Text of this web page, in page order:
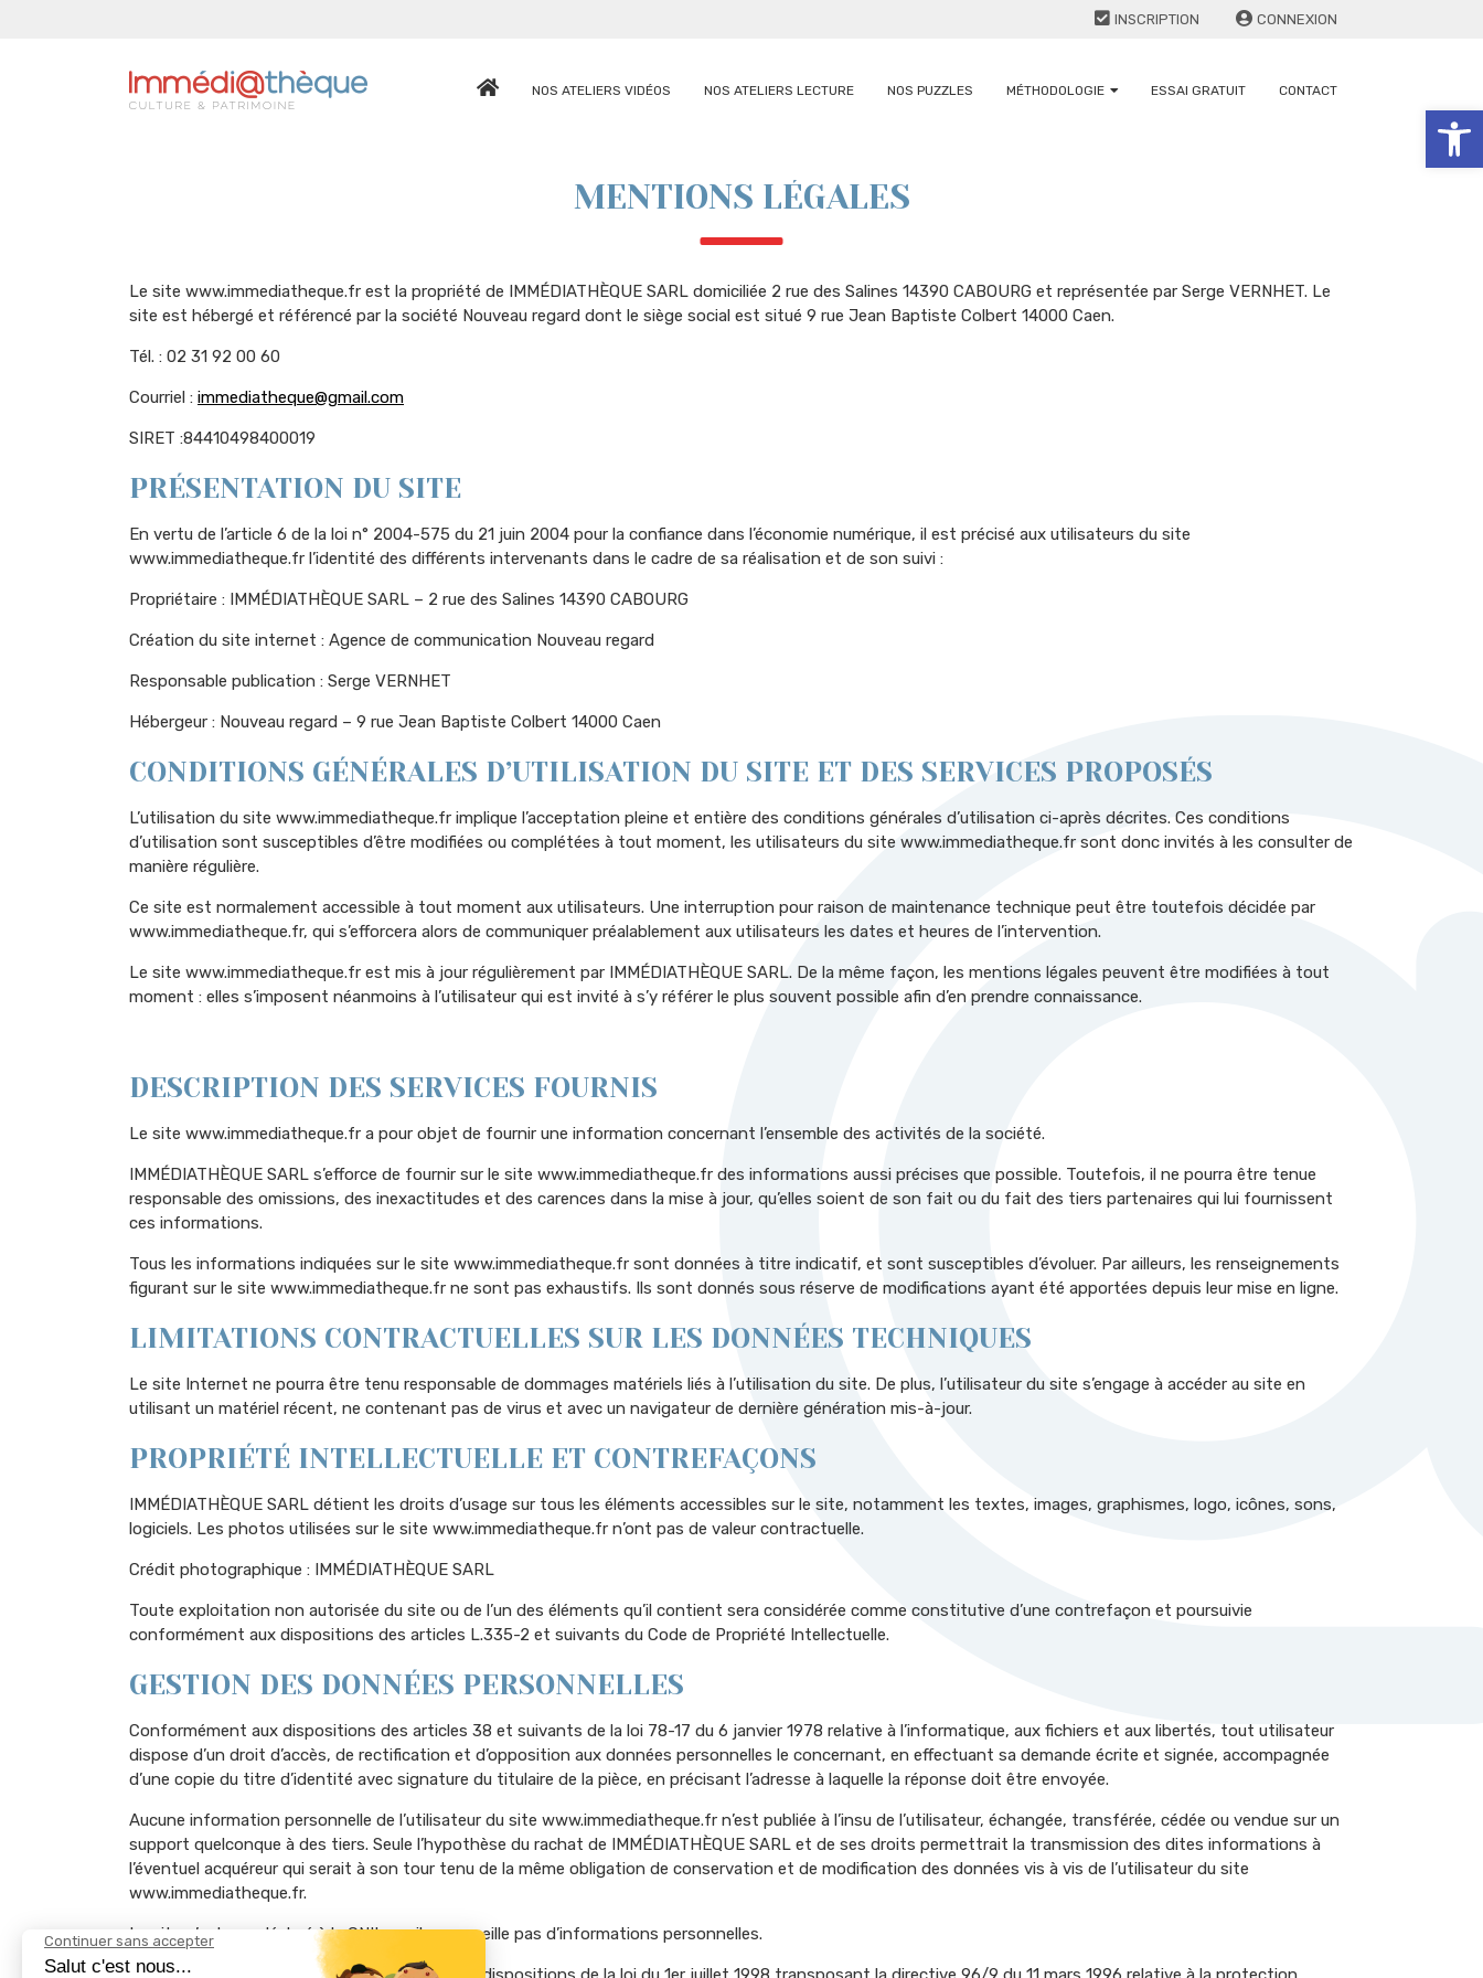
INSCRIPTION CONNEXION
NOS ATELIERS VIDÉOS NOS ATELIERS LECTURE NOS PUZZLES MÉTHODOLOGIE ESSAI GRATUIT CONTACT
MENTIONS LÉGALES
Le site www.immediatheque.fr est la propriété de IMMÉDIATHÈQUE SARL domiciliée 2 rue des Salines 14390 CABOURG et représentée par Serge VERNHET. Le
site est hébergé et référencé par la société Nouveau regard dont le siège social est situé 9 rue Jean Baptiste Colbert 14000 Caen.
Tél. : 02 31 92 00 60
Courriel : immediatheque@gmail.com
SIRET :84410498400019
PRÉSENTATION DU SITE
En vertu de l’article 6 de la loi n° 2004-575 du 21 juin 2004 pour la confiance dans l’économie numérique, il est précisé aux utilisateurs du site
www.immediatheque.fr l’identité des différents intervenants dans le cadre de sa réalisation et de son suivi :
Propriétaire : IMMÉDIATHÈQUE SARL – 2 rue des Salines 14390 CABOURG
Création du site internet : Agence de communication Nouveau regard
Responsable publication : Serge VERNHET
Hébergeur : Nouveau regard – 9 rue Jean Baptiste Colbert 14000 Caen
CONDITIONS GÉNÉRALES D’UTILISATION DU SITE ET DES SERVICES PROPOSÉS
L’utilisation du site www.immediatheque.fr implique l’acceptation pleine et entière des conditions générales d’utilisation ci-après décrites. Ces conditions
d’utilisation sont susceptibles d’être modifiées ou complétées à tout moment, les utilisateurs du site www.immediatheque.fr sont donc invités à les consulter de
manière régulière.
Ce site est normalement accessible à tout moment aux utilisateurs. Une interruption pour raison de maintenance technique peut être toutefois décidée par
www.immediatheque.fr, qui s’efforcera alors de communiquer préalablement aux utilisateurs les dates et heures de l’intervention.
Le site www.immediatheque.fr est mis à jour régulièrement par IMMÉDIATHÈQUE SARL. De la même façon, les mentions légales peuvent être modifiées à tout
moment : elles s’imposent néanmoins à l’utilisateur qui est invité à s’y référer le plus souvent possible afin d’en prendre connaissance.
DESCRIPTION DES SERVICES FOURNIS
Le site www.immediatheque.fr a pour objet de fournir une information concernant l’ensemble des activités de la société.
IMMÉDIATHÈQUE SARL s’efforce de fournir sur le site www.immediatheque.fr des informations aussi précises que possible. Toutefois, il ne pourra être tenue
responsable des omissions, des inexactitudes et des carences dans la mise à jour, qu’elles soient de son fait ou du fait des tiers partenaires qui lui fournissent
ces informations.
Tous les informations indiquées sur le site www.immediatheque.fr sont données à titre indicatif, et sont susceptibles d’évoluer. Par ailleurs, les renseignements
figurant sur le site www.immediatheque.fr ne sont pas exhaustifs. Ils sont donnés sous réserve de modifications ayant été apportées depuis leur mise en ligne.
LIMITATIONS CONTRACTUELLES SUR LES DONNÉES TECHNIQUES
Le site Internet ne pourra être tenu responsable de dommages matériels liés à l’utilisation du site. De plus, l’utilisateur du site s’engage à accéder au site en
utilisant un matériel récent, ne contenant pas de virus et avec un navigateur de dernière génération mis-à-jour.
PROPRIÉTÉ INTELLECTUELLE ET CONTREFAÇONS
IMMÉDIATHÈQUE SARL détient les droits d’usage sur tous les éléments accessibles sur le site, notamment les textes, images, graphismes, logo, icônes, sons,
logiciels. Les photos utilisées sur le site www.immediatheque.fr n’ont pas de valeur contractuelle.
Crédit photographique : IMMÉDIATHÈQUE SARL
Toute exploitation non autorisée du site ou de l’un des éléments qu’il contient sera considérée comme constitutive d’une contrefaçon et poursuivie
conformément aux dispositions des articles L.335-2 et suivants du Code de Propriété Intellectuelle.
GESTION DES DONNÉES PERSONNELLES
Conformément aux dispositions des articles 38 et suivants de la loi 78-17 du 6 janvier 1978 relative à l’informatique, aux fichiers et aux libertés, tout utilisateur
dispose d’un droit d’accès, de rectification et d’opposition aux données personnelles le concernant, en effectuant sa demande écrite et signée, accompagnée
d’une copie du titre d’identité avec signature du titulaire de la pièce, en précisant l’adresse à laquelle la réponse doit être envoyée.
Aucune information personnelle de l’utilisateur du site www.immediatheque.fr n’est publiée à l’insu de l’utilisateur, échangée, transférée, cédée ou vendue sur un
support quelconque à des tiers. Seule l’hypothèse du rachat de IMMÉDIATHÈQUE SARL et de ses droits permettrait la transmission des dites informations à
l’éventuel acquéreur qui serait à son tour tenu de la même obligation de conservation et de modification des données vis à vis de l’utilisateur du site
www.immediatheque.fr.
Le site n’est pas déclaré à la CNIL car il ne recueille pas d’informations personnelles.